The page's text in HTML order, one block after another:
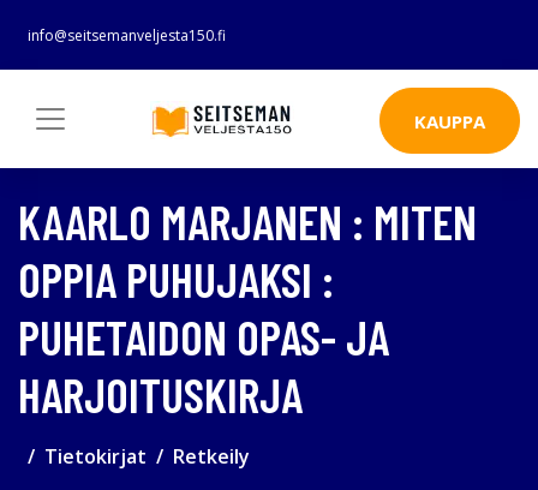
info@seitsemanveljesta150.fi
KAUPPA
KAARLO MARJANEN : MITEN
OPPIA PUHUJAKSI :
PUHETAIDON OPAS- JA
HARJOITUSKIRJA
Tietokirjat Retkeily